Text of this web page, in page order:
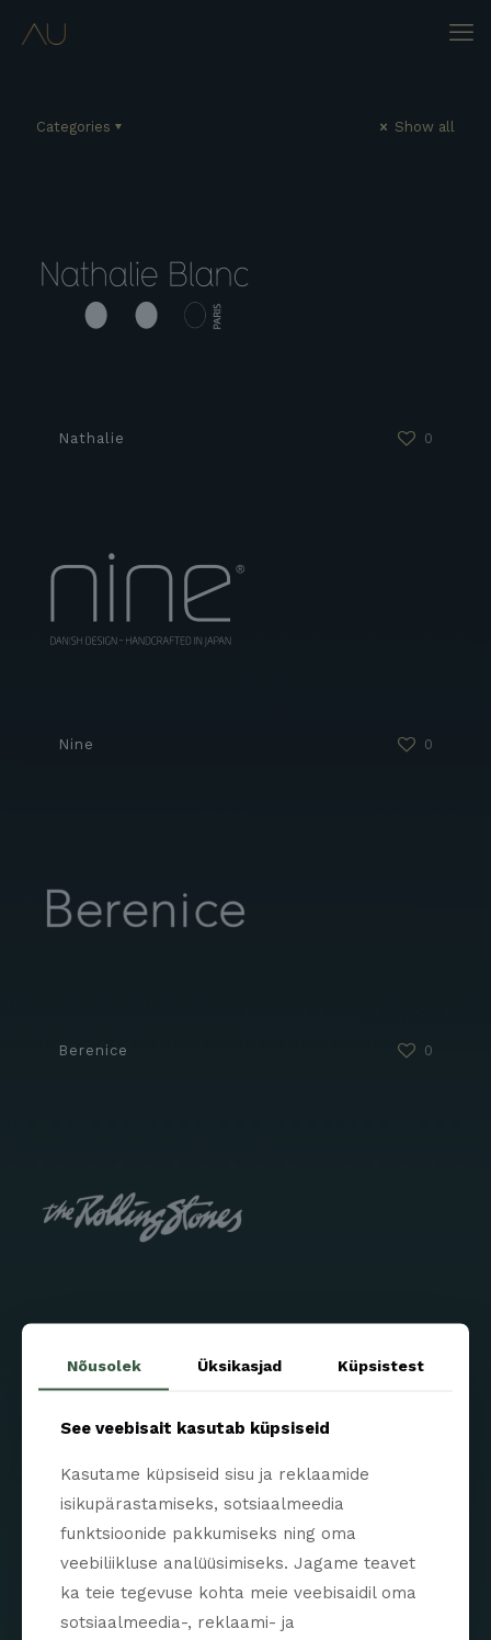
Categories Show all
Nathalie 0
Nine 0
Berenice 0
Rolling
Nõusolek Üksikasjad Küpsistest
See veebisait kasutab küpsiseid
Kasutame küpsiseid sisu ja reklaamide
isikupärastamiseks, sotsiaalmeedia
funktsioonide pakkumiseks ning oma
veebiliikluse analüüsimiseks. Jagame teavet
ka teie tegevuse kohta meie veebisaidil oma
sotsiaalmeedia-, reklaami- ja